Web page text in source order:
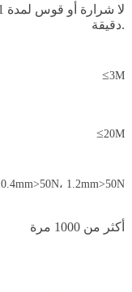
دقيقة.
≤3M
≤20M
0.4mm>50N، 1.2mm>50N
أكثر من 1000 مرة